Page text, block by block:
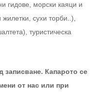
гидове, морски каяци и
сухи торби..),
туристическа
записване. Капарото се
от нас или при